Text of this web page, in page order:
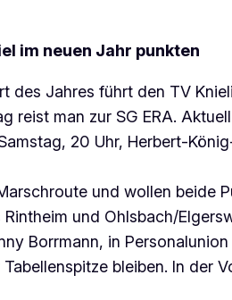
im neuen Jahr punkten
des Jahres führt den TV
reist man zur SG ERA.
20 Uhr, Herbert-
und wollen beide
Rintheim und Ohlsbach/
Borrmann, in
bleiben. In der